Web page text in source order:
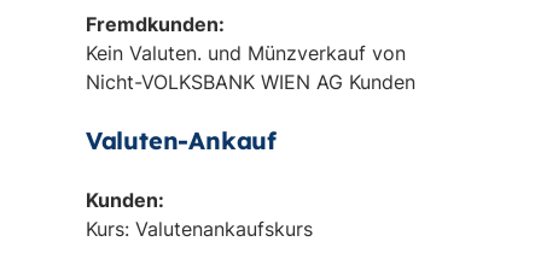
Fremdkunden:
Kein Valuten. und Münzverkauf von
Nicht-VOLKSBANK WIEN AG Kunden
Valuten-Ankauf
Kunden:
Kurs: Valutenankaufskurs